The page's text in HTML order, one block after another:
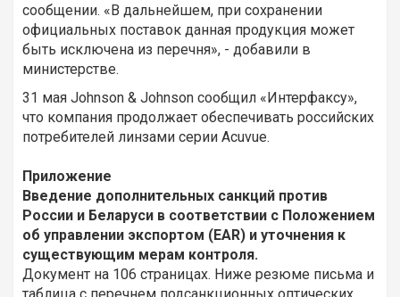
сообщении. «В дальнейшем, при сохранении
официальных поставок данная продукция может
быть исключена из перечня», - добавили в
министерстве.
31 мая Johnson & Johnson сообщил «Интерфаксу»,
что компания продолжает обеспечивать российских
потребителей линзами серии Acuvue.
Приложение
Введение дополнительных санкций против
России и Беларуси в соответствии с Положением
об управлении экспортом (EAR) и уточнения к
существующим мерам контроля.
Документ на 106 страницах. Ниже резюме письма и